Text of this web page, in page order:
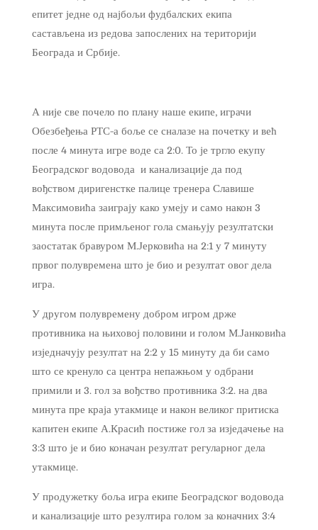
епитет једне од најбољи фудбалских екипа
састављена из редова запослених на територији
Београда и Србије.
А није све почело по плану наше екипе, играчи
Обезбеђења РТС-а боље се сналазе на почетку и већ
после 4 минута игре воде са 2:0. То је тргло екупу
Београдског водовода и канализације да под
вођством диригенстке палице тренера Славише
Максимовића заиграју како умеју и само након 3
минута после примљеног гола смањују резултатски
заостатак бравуром М.Јерковића на 2:1 у 7 минуту
првог полувремена што је био и резултат овог дела
игра.
У другом полувремену добром игром држе
противника на њиховој половини и голом М.Јанковића
изједначују резултат на 2:2 у 15 минуту да би само
што се кренуло са центра непажњом у одбрани
примили и 3. гол за вођство противника 3:2. на два
минута пре краја утакмице и након великог притиска
капитен екипе А.Красић постиже гол за изједачење на
3:3 што је и био коначан резултат регуларног дела
утакмице.
У продужетку боља игра екипе Београдског водовода
и канализације што резултира голом за коначних 3:4